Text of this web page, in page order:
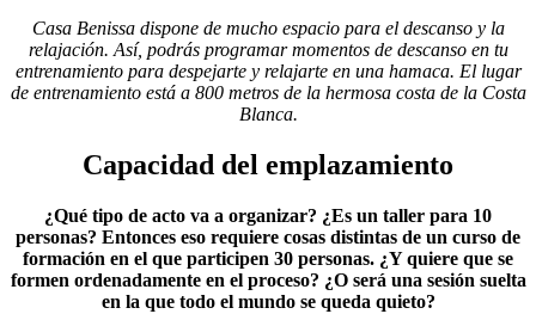
Casa Benissa dispone de mucho espacio para el descanso y la
relajación. Así, podrás programar momentos de descanso en tu
entrenamiento para despejarte y relajarte en una hamaca. El lugar
de entrenamiento está a 800 metros de la hermosa costa de la Costa
Blanca.
Capacidad del emplazamiento
¿Qué tipo de acto va a organizar? ¿Es un taller para 10
personas? Entonces eso requiere cosas distintas de un curso de
formación en el que participen 30 personas. ¿Y quiere que se
formen ordenadamente en el proceso? ¿O será una sesión suelta
en la que todo el mundo se queda quieto?